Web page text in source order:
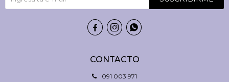
CONTACTO
091 003 971
  